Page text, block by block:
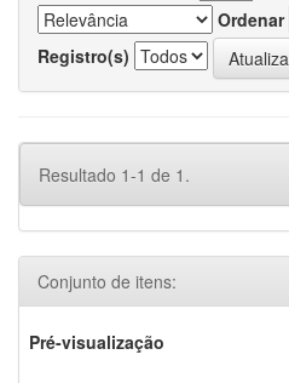
Ordenar
Registro(s)
Resultado 1-1 de 1.
Conjunto de itens:
Pré-visualização